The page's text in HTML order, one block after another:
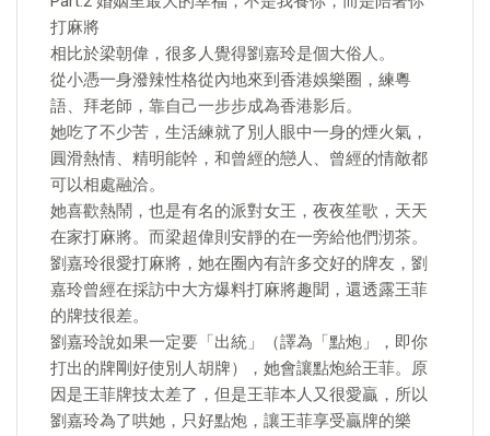
打麻將
相比於梁朝偉，很多人覺得劉嘉玲是個大俗人。
從小憑一身潑辣性格從內地來到香港娛樂圈，練粵
語、拜老師，靠自己一步步成為香港影后。
她吃了不少苦，生活練就了別人眼中一身的煙火氣，
圓滑熱情、精明能幹，和曾經的戀人、曾經的情敵都
可以相處融洽。
她喜歡熱鬧，也是有名的派對女王，夜夜笙歌，天天
在家打麻將。而梁超偉則安靜的在一旁給他們沏茶。
劉嘉玲很愛打麻將，她在圈內有許多交好的牌友，劉
嘉玲曾經在採訪中大方爆料打麻將趣聞，還透露王菲
的牌技很差。
劉嘉玲說如果一定要「出統」（譯為「點炮」，即你
打出的牌剛好使別人胡牌），她會讓點炮給王菲。原
因是王菲牌技太差了，但是王菲本人又很愛贏，所以
劉嘉玲為了哄她，只好點炮，讓王菲享受贏牌的樂